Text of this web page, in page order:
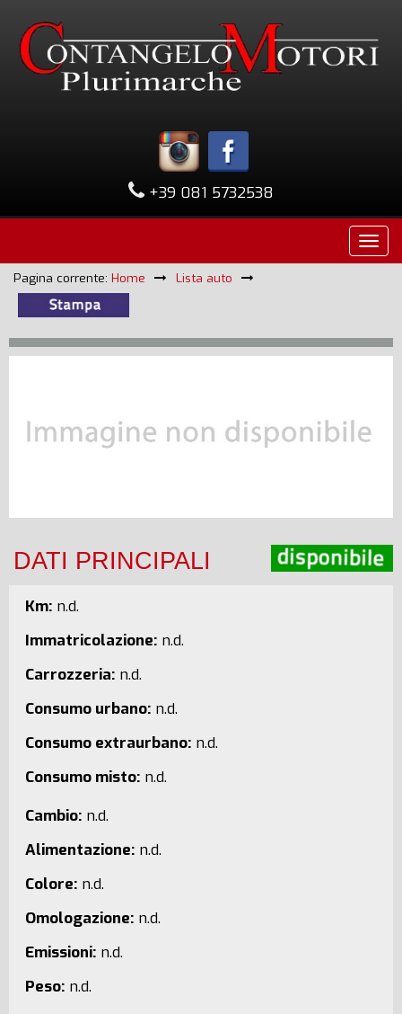
+39 081 5732538
Pagina corrente: Home Lista auto
DATI PRINCIPALI
Km: n.d.
Immatricolazione: n.d.
Carrozzeria: n.d.
Consumo urbano: n.d.
Consumo extraurbano: n.d.
Consumo misto: n.d.
Cambio: n.d.
Alimentazione: n.d.
Colore: n.d.
Omologazione: n.d.
Emissioni: n.d.
Peso: n.d.